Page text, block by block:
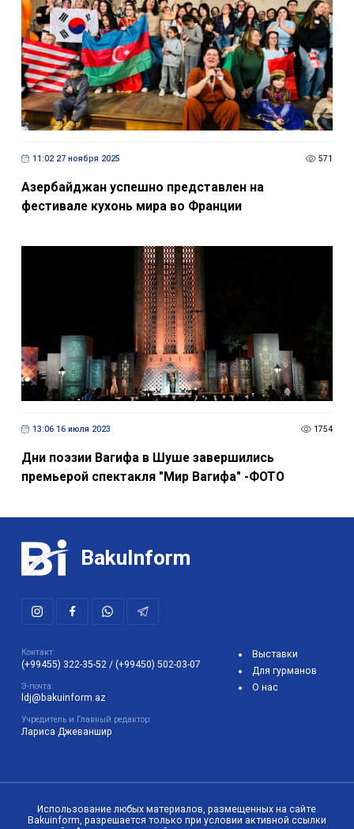
11:02 27 ноября 2025 571
Азербайджан успешно представлен на
фестивале кухонь мира во Франции
13:06 16 июля 2023 1754
Дни поэзии Вагифа в Шуше завершились
премьерой спектакля "Мир Вагифа" -ФОТО
BakuInform
Контакт:
(+99455) 322-35-52 / (+99450) 502-03-07
Э-почта:
ldj@bakuinform.az
Учредитель и Главный редактор:
Лариса Джеваншир
Выставки
Для гурманов
О нас
Использование любых материалов, размещенных на сайте
Bakuinform, разрешается только при условии активной ссылки